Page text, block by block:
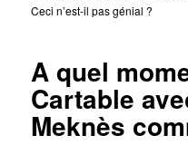
Ceci n’est-il pas génial ?
A quel
Cartable
Meknès